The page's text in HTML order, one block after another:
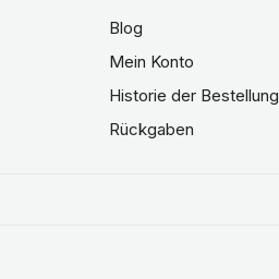
Blog
Mein Konto
Historie der Bestellung
Rückgaben